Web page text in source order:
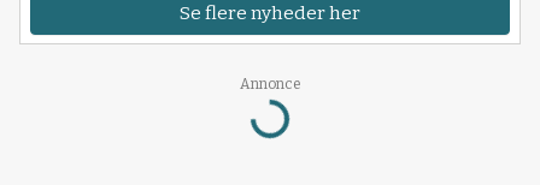
Se flere nyheder her
Annonce
Loading...